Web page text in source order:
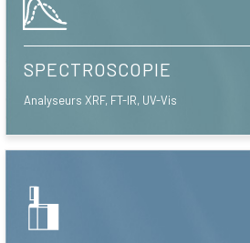
SPECTROSCOPIE
Analyseurs XRF, FT-IR, UV-Vis